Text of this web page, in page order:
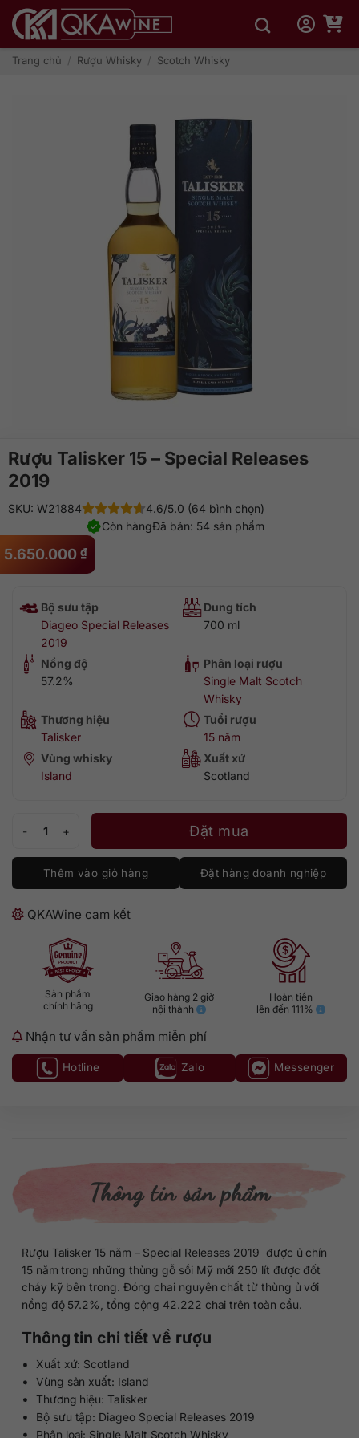
qua
dungTrang chủ / Rượu Whisky / Scotch Whisky
Rượu Talisker 15 – Special Releases
2019
5.650.000 ₫
SKU: W21884
4.6/5.0 (64 bình chọn)
Đã bán: 54 sản phẩm
Còn hàng
Bộ sưu tập
Diageo Special Releases
2019
Dung tích
700 ml
Nồng độ
57.2%
Phân loại rượu
Single Malt Scotch
Whisky
Thương hiệu
Talisker
Tuổi rượu
15 năm
Vùng whisky
Island
Xuất xứ
Scotland
Rượu Talisker 15 - Special Releases 2019 số lượng
Đặt mua
Thêm vào giỏ hàng Đặt hàng doanh nghiệp
QKAWine cam kết
Sản phẩm
chính hãng
Giao hàng 2 giờ
nội thành
Hoàn tiền
lên đến 111%
Nhận tư vấn sản phẩm miễn phí
Hotline Zalo Messenger
Thông tin sản phẩm
Rượu Talisker 15 năm – Special Releases 2019 được ủ chín
15 năm trong những thùng gỗ sồi Mỹ mới 250 lít được đốt
cháy kỹ bên trong. Đóng chai nguyên chất từ thùng ủ với
nồng độ 57.2%, tổng cộng 42.222 chai trên toàn cầu.
Thông tin chi tiết về rượu
Xuất xứ: Scotland
Vùng sản xuất: Island
Thương hiệu: Talisker
Bộ sưu tập: Diageo Special Releases 2019
Phân loại: Single Malt Scotch Whisky